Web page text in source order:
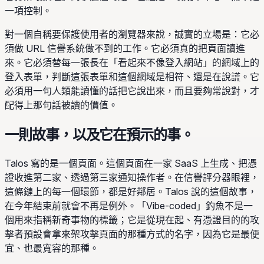
一項控制。
對一個自稱要保護使用者的瀏覽器來說，誠實的立場是：它必
須做 URL 信譽系統做不到的工作。它必須真的把頁面讀進
來。它必須替每一張長在「看起來不像登入網站」的網域上的
登入表單，判斷這張表單和這個網域是相符、還是在說謊。它
必須用一句人類能讀懂的話把它說出來，而且要夠常說對，才
配得上那句話被讀的價值。
一則故事，以及它在預示的事。
Talos 寫的是一個頁面。這個頁面在一家 SaaS 上生成、把憑
證收進第二家、透過第三家通知操作者。在信譽評分器眼裡，
這條鏈上的每一個環節，都是好鄰居。Talos 說的這個故事，
在今年結束前就會不再是例外。「Vibe-coded」釣魚不是一
個用來指稱新奇事物的標籤；它是從現在起、有憑證目的的攻
擊者預設會拿來架攻擊頁面的那種方式的名字，因為它是最便
宜、也最寬容的那種。